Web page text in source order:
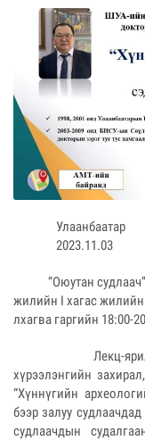
2023.11.03
“Оюутан судлаач”
жилийн I хагас
лхагва гаргийн
Лекц-
хүрээлэнгийн
“Хүннүгийн
бээр залуу
судлаачдын